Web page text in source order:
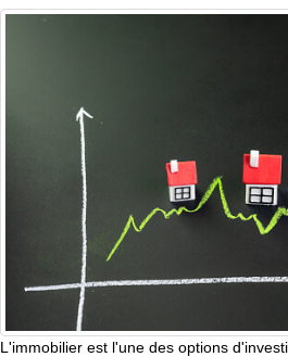
L'immobilier est l'une des options